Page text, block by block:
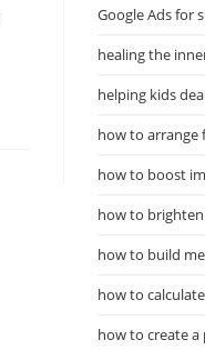
Google Ads for
healing the
helping kids
how to arrange
how to boost
how to
how to build
how to
how to create